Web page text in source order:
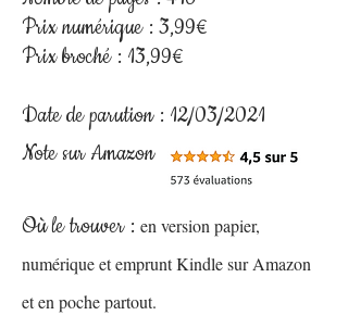
Prix numérique : 3,99€
Prix broché : 13,99€
Date de parution : 12/03/2021
Note sur Amazon :
Où le trouver : en version papier,
numérique et emprunt Kindle sur Amazon
et en poche partout.